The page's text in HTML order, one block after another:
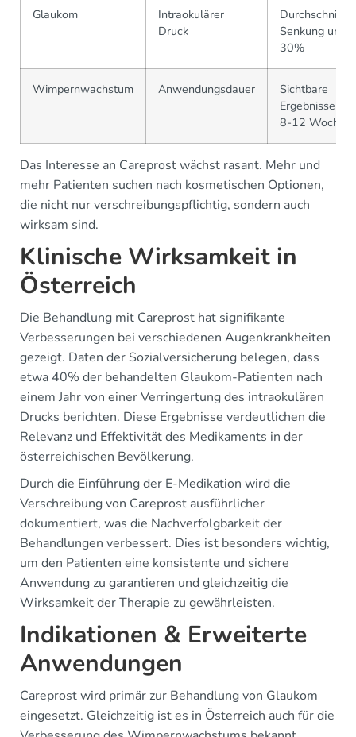
Glaukom
Intraokulärer
Druck
Senkung um
30%
Wimpernwachstum Anwendungsdauer
Sichtbare
Ergebnisse
8-12 Wochen
Das Interesse an Careprost wächst rasant. Mehr und
mehr Patienten suchen nach kosmetischen Optionen,
die nicht nur verschreibungspflichtig, sondern auch
wirksam sind.
Klinische Wirksamkeit in
Österreich
Die Behandlung mit Careprost hat signifikante
Verbesserungen bei verschiedenen Augenkrankheiten
gezeigt. Daten der Sozialversicherung belegen, dass
etwa 40% der behandelten Glaukom-Patienten nach
einem Jahr von einer Verringertung des intraokulären
Drucks berichten. Diese Ergebnisse verdeutlichen die
Relevanz und Effektivität des Medikaments in der
österreichischen Bevölkerung.
Durch die Einführung der E-Medikation wird die
Verschreibung von Careprost ausführlicher
dokumentiert, was die Nachverfolgbarkeit der
Behandlungen verbessert. Dies ist besonders wichtig,
um den Patienten eine konsistente und sichere
Anwendung zu garantieren und gleichzeitig die
Wirksamkeit der Therapie zu gewährleisten.
Indikationen & Erweiterte
Anwendungen
Careprost wird primär zur Behandlung von Glaukom
eingesetzt. Gleichzeitig ist es in Österreich auch für die